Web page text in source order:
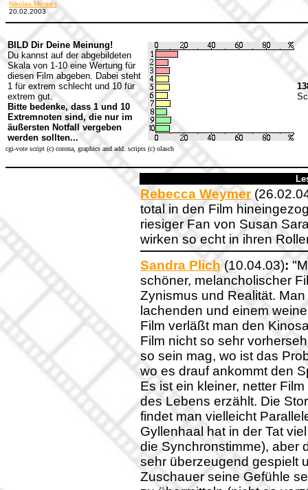
Nikolas Mimkes
20.02.2003
BILD Dir Deine Meinung!
Du kannst auf der abgebildeten
Skala von 1-10 eine Wertung für
diesen Film abgeben. Dabei steht
1 für extrem schlecht und 10 für
extrem gut.
Bitte bedenke, dass 1 und 10
Extremnoten sind, die nur im
äußersten Notfall vergeben
werden sollten...
cgi-vote script (c) corona, graphics and add. scripts (c) olasch
Rebecca Weymer
total in den Film
riesiger Fan von Susan
wirken so echt in ihren
Sandra Plich (10.04.03):
schöner, melancholischer
Zynismus und Realität.
lachenden und einem
Film verläßt man den
Film nicht so sehr
so sein mag, wo ist das
wo es drauf ankommt den
Es ist ein kleiner, netter
des Lebens erzählt. Die
findet man vielleicht
Gyllenhaal hat in der Tat
die Synchronstimme), aber
sehr überzeugend gespielt
Zuschauer seine Gefühle